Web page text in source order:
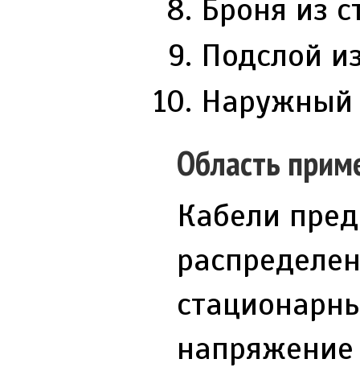
Броня из
Подслой
Наружный
Область
Кабели
напряжение